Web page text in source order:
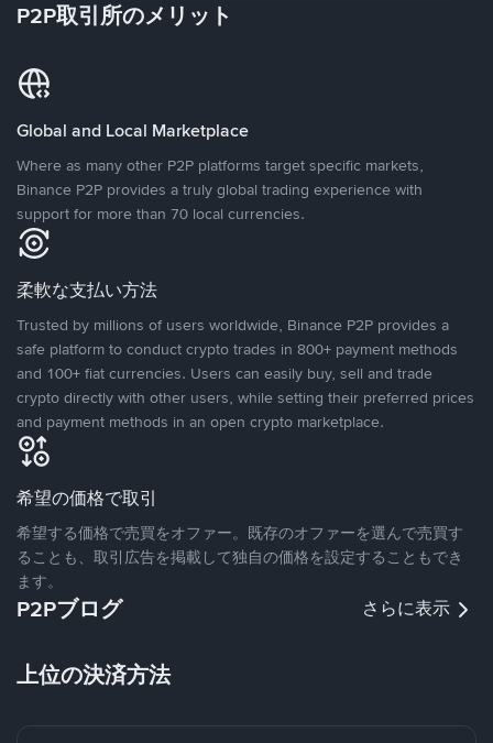
P2P取引所のメリット
Global and Local Marketplace
Where as many other P2P platforms target specific markets,
Binance P2P provides a truly global trading experience with
support for more than 70 local currencies.
柔軟な支払い方法
Trusted by millions of users worldwide, Binance P2P provides a
safe platform to conduct crypto trades in 800+ payment methods
and 100+ fiat currencies. Users can easily buy, sell and trade
crypto directly with other users, while setting their preferred prices
and payment methods in an open crypto marketplace.
希望の価格で取引
希望する価格で売買をオファー。既存のオファーを選んで売買す
ることも、取引広告を掲載して独自の価格を設定することもでき
ます。
P2Pブログ さらに表示
上位の決済方法